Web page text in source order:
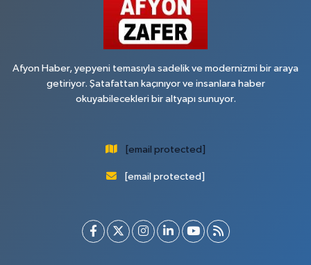
Afyon Haber, yepyeni temasıyla sadelik ve modernizmi bir araya
getiriyor. Şatafattan kaçınıyor ve insanlara haber
okuyabilecekleri bir altyapı sunuyor.
[email protected]
[email protected]